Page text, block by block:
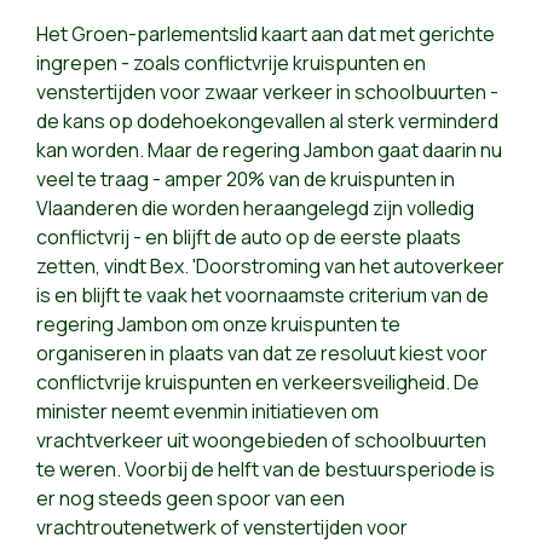
Het Groen-parlementslid kaart aan dat met gerichte
ingrepen - zoals conflictvrije kruispunten en
venstertijden voor zwaar verkeer in schoolbuurten -
de kans op dodehoekongevallen al sterk verminderd
kan worden. Maar de regering Jambon gaat daarin nu
veel te traag - amper 20% van de kruispunten in
Vlaanderen die worden heraangelegd zijn volledig
conflictvrij - en blijft de auto op de eerste plaats
zetten, vindt Bex. 'Doorstroming van het autoverkeer
is en blijft te vaak het voornaamste criterium van de
regering Jambon om onze kruispunten te
organiseren in plaats van dat ze resoluut kiest voor
conflictvrije kruispunten en verkeersveiligheid. De
minister neemt evenmin initiatieven om
vrachtverkeer uit woongebieden of schoolbuurten
te weren. Voorbij de helft van de bestuursperiode is
er nog steeds geen spoor van een
vrachtroutenetwerk of venstertijden voor